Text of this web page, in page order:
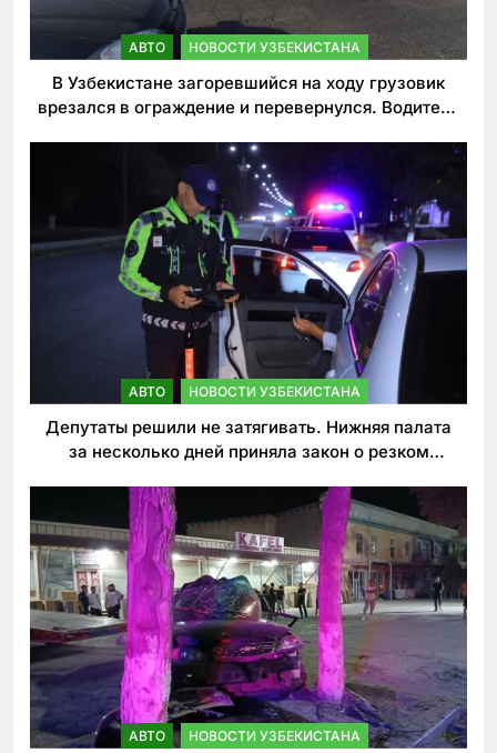
АВТО НОВОСТИ УЗБЕКИСТАНА
В Узбекистане загоревшийся на ходу грузовик
врезался в ограждение и перевернулся. Водитель
АВТО НОВОСТИ УЗБЕКИСТАНА
Депутаты решили не затягивать. Нижняя палата
за несколько дней приняла закон о резком
АВТО НОВОСТИ УЗБЕКИСТАНА